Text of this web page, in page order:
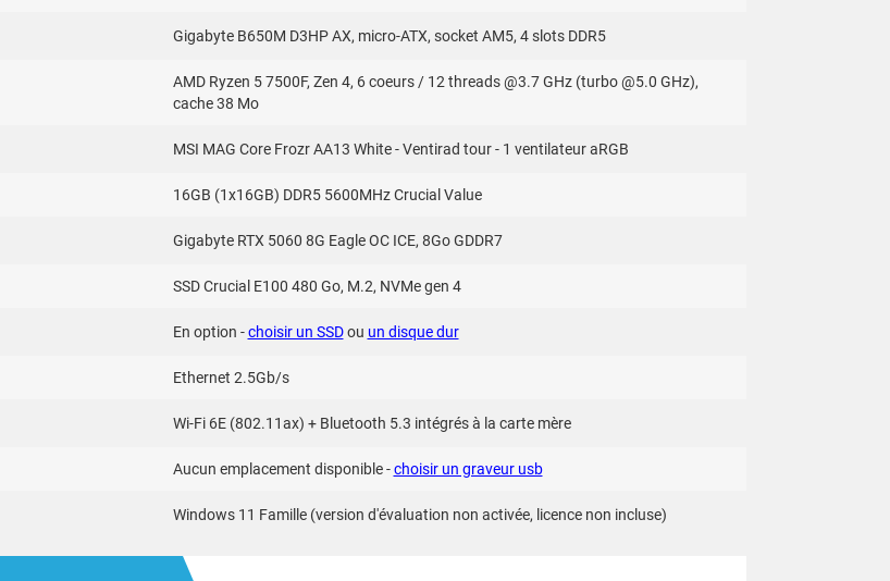
Gigabyte B650M D3HP AX, micro-ATX, socket AM5, 4 slots DDR5
AMD Ryzen 5 7500F, Zen 4, 6 coeurs / 12 threads @3.7 GHz (turbo @5.0 GHz),
cache 38 Mo
MSI MAG Core Frozr AA13 White - Ventirad tour - 1 ventilateur aRGB
16GB (1x16GB) DDR5 5600MHz Crucial Value
Gigabyte RTX 5060 8G Eagle OC ICE, 8Go GDDR7
SSD Crucial E100 480 Go, M.2, NVMe gen 4
En option -choisir un SSDou un disque dur
Ethernet 2.5Gb/s
Wi-Fi 6E (802.11ax) + Bluetooth 5.3 intégrés à la carte mère
Aucun emplacement disponible -choisir un graveur usb
Windows 11 Famille (version d'évaluation non activée, licence non incluse)